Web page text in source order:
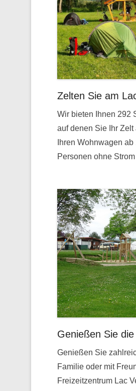
Zelten Sie am
Wir bieten Ihnen 292
auf denen Sie Ihr
Ihren Wohnwagen
Personen ohne
Genießen Sie
Genießen Sie
Familie oder mit
Freizeitzentrum Lac